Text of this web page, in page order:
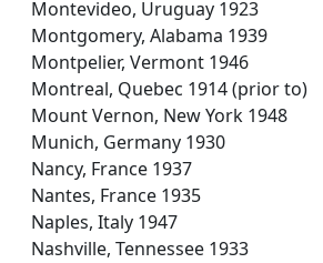
Montevideo, Uruguay 1923
Montgomery, Alabama 1939
Montpelier, Vermont 1946
Montreal, Quebec 1914 (prior to)
Mount Vernon, New York 1948
Munich, Germany 1930
Nancy, France 1937
Nantes, France 1935
Naples, Italy 1947
Nashville, Tennessee 1933